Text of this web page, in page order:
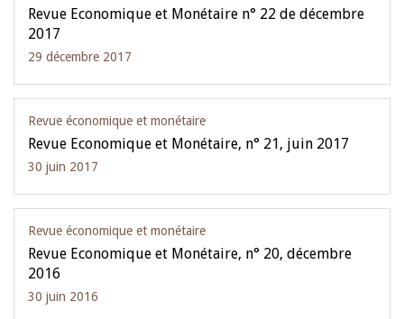
Revue Economique et Monétaire n° 22 de décembre
2017
29 décembre 2017
Revue économique et monétaire
Revue Economique et Monétaire, n° 21, juin 2017
30 juin 2017
Revue économique et monétaire
Revue Economique et Monétaire, n° 20, décembre
2016
30 juin 2016